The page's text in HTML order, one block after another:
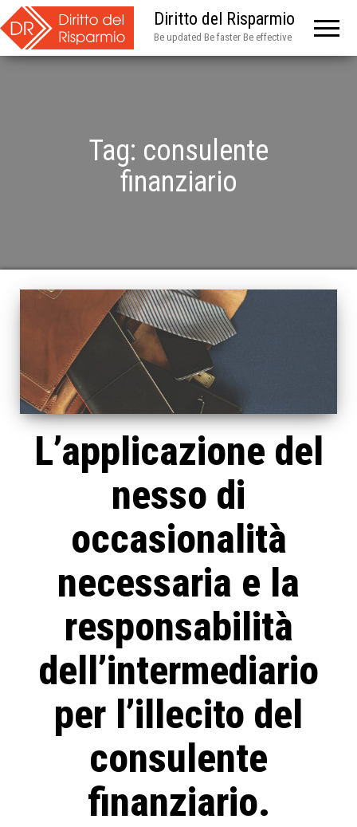
Diritto del Risparmio
Be updated Be faster Be effective
Tag: consulente
finanziario
L’applicazione del
nesso di
occasionalità
necessaria e la
responsabilità
dell’intermediario
per l’illecito del
consulente
finanziario.